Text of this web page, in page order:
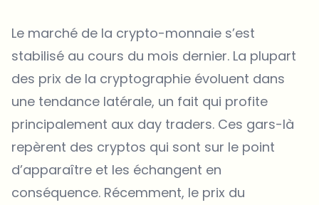
Le marché de la crypto-monnaie s’est
stabilisé au cours du mois dernier. La plupart
des prix de la cryptographie évoluent dans
une tendance latérale, un fait qui profite
principalement aux day traders. Ces gars-là
repèrent des cryptos qui sont sur le point
d’apparaître et les échangent en
conséquence. Récemment, le prix du